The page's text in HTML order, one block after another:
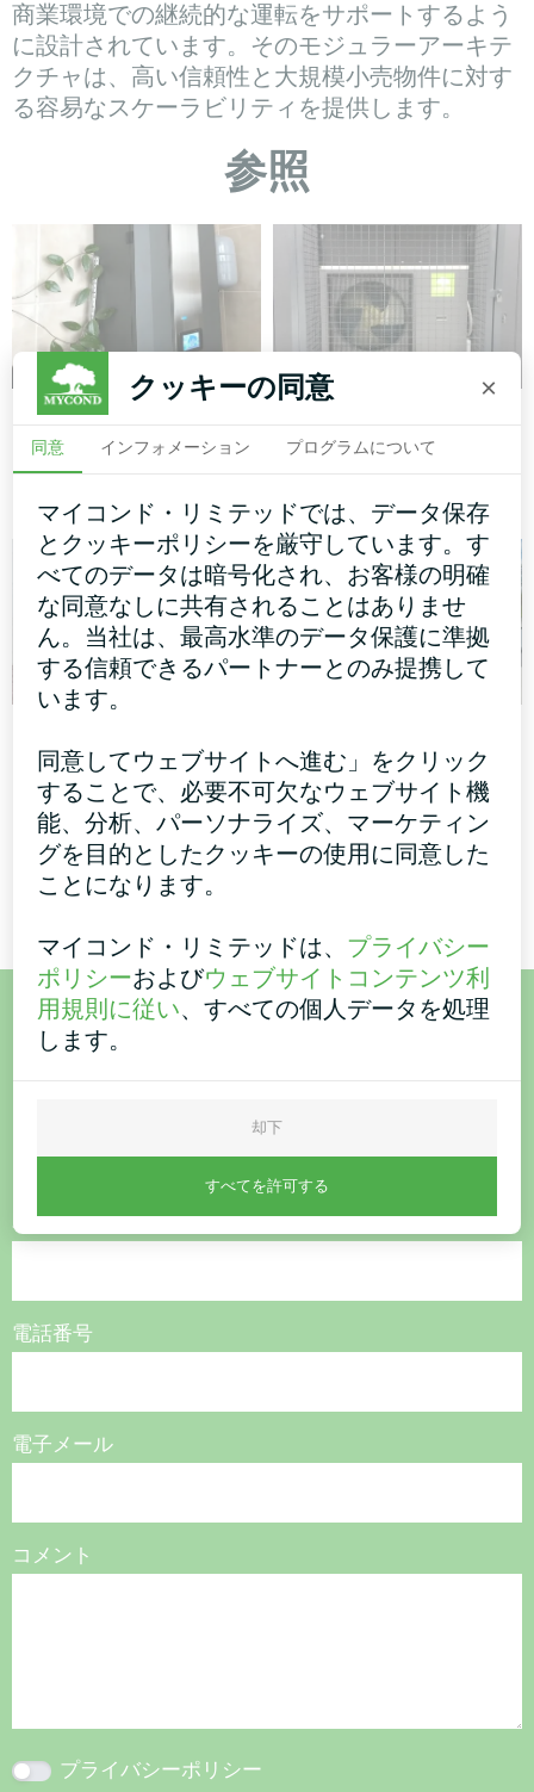
商業環境での継続的な運転をサポートするよう
に設計されています。そのモジュラーアーキテ
クチャは、高い信頼性と大規模小売物件に対す
る容易なスケーラビリティを提供します。
参照
オフィス
スプリット・ヒートポンプ
プBeeThermicを備え
たファミリー住宅
MyCond BeeThermicヒートポ
ンプ
スプリット・ヒートポンプ
Artic Home Smart シリーズ
ご購入またはご質問はこち
お問い合わせください。
名称
電話番号
電子メール
コメント
プライバシーポリシー
クッキーの同意 ×
同意 インフォメーション プログラムについて
マイコンド・リミテッドでは、データ保存
とクッキーポリシーを厳守しています。す
べてのデータは暗号化され、お客様の明確
な同意なしに共有されることはありませ
ん。当社は、最高水準のデータ保護に準拠
する信頼できるパートナーとのみ提携して
います。
同意してウェブサイトへ進む」をクリック
することで、必要不可欠なウェブサイト機
能、分析、パーソナライズ、マーケティン
グを目的としたクッキーの使用に同意した
ことになります。
マイコンド・リミテッドは、 プライバシー
ポリシーおよびウェブサイトコンテンツ利
用規則に従い、すべての個人データを処理
します。
却下
すべてを許可する